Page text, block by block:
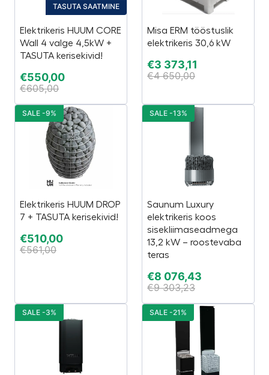
TASUTA SAATMINE
Elektrikeris HUUM CORE
Wall 4 valge 4,5kW +
TASUTA kerisekivid!
€550,00
€605,00
Misa ERM tööstuslik
elektrikeris 30,6 kW
€3 373,11
€4 650,00
Elektrikeris HUUM DROP
7 + TASUTA kerisekivid!
€510,00
€561,00
SALE -9%
Saunum Luxury
elektrikeris koos
sisekliimaseadmega
13,2 kW – roostevaba
teras
€8 076,43
€9 303,23
SALE -13%
SALE -3% SALE -21%